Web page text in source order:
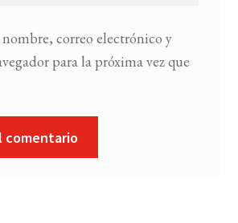
correo electrónico y
para la próxima vez que